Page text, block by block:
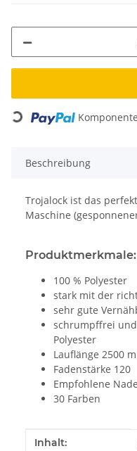
Loading...
Beschreibung
Trojalock ist das
Maschine
Produktmerkmale:
100 % Polyester
stark mit der
sehr gute
schrumpffrei
Polyester
Lauflänge 2500 m
Fadenstärke 120
Empfohlene
30 Farben
Produkteigenschaft
Wert
Inhalt: